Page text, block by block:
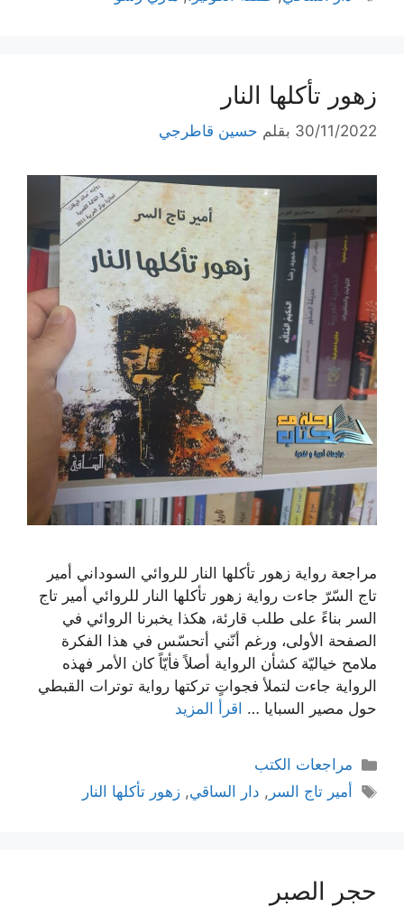
زهور تأكلها النار
30/11/2022 بقلم حسين قاطرجي
مراجعة رواية زهور تأكلها النار للروائي السوداني أمير
تاج السّرّ جاءت رواية زهور تأكلها النار للروائي أمير تاج
السر بناءً على طلب قارئة، هكذا يخبرنا الروائي في
الصفحة الأولى، ورغم أنّني أتحسّس في هذا الفكرة
ملامح خياليّة كشأن الرواية أصلاً فأيّاً كان الأمر فهذه
الرواية جاءت لتملأ فجواتٍ تركتها رواية توترات القبطي
حول مصير السبايا … اقرأ المزيد
التصنيفات
مراجعات الكتب
الوسوم
أمير تاج السر , دار الساقي,زهور تأكلها النار
حجر الصبر